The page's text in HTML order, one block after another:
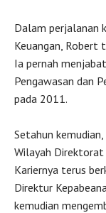
Dalam perjalanan
Keuangan, Robert
Ia pernah
Pengawasan dan
pada 2011.
Setahun
Wilayah Direktorat
Kariernya terus
Direktur
kemudian